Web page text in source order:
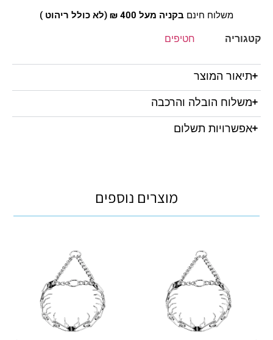
משלוח חינם בקניה מעל 400 ₪ (לא כולל ריהוט )
קטגוריה חטיפים
תיאור המוצר
משלוח הובלה והרכבה
אפשרויות תשלום
מוצרים נוספים